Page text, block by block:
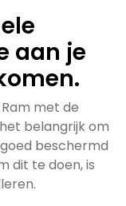
aan je
met de
belangrijk om
beschermd
dit te doen, is